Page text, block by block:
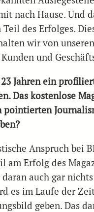
nach Hause. Und
des Erfolges.
wir von
und
Jahren ein
Das kostenlose
pointierten
Anspruch bei
am Erfolg des
auch gar
es im Laufe der
geben. Das